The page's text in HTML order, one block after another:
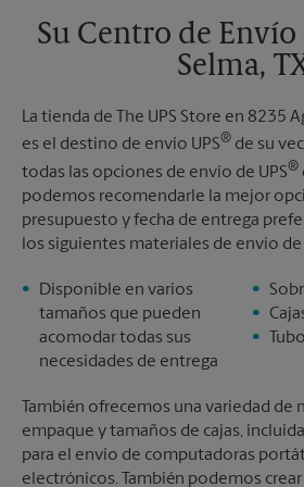
Su Centro de Envío
Selma,
La tienda de The UPS Store en 8235
es el destino de envío UPS® de su
todas las opciones de envío de UPS®
podemos recomendarle la mejor
presupuesto y fecha de entrega
los siguientes materiales de envío de
Disponible en varios
tamaños que pueden
acomodar todas sus
necesidades de entrega
También ofrecemos una variedad de
empaque y tamaños de cajas,
para el envío de computadoras
electrónicos. También podemos